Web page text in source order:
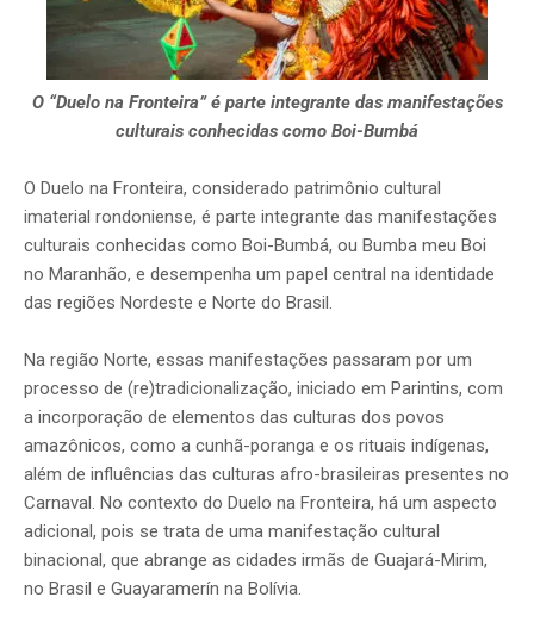
O “Duelo na Fronteira” é parte integrante das manifestações
culturais conhecidas como Boi-Bumbá
O Duelo na Fronteira, considerado patrimônio cultural
imaterial rondoniense, é parte integrante das manifestações
culturais conhecidas como Boi-Bumbá, ou Bumba meu Boi
no Maranhão, e desempenha um papel central na identidade
das regiões Nordeste e Norte do Brasil.
Na região Norte, essas manifestações passaram por um
processo de (re)tradicionalização, iniciado em Parintins, com
a incorporação de elementos das culturas dos povos
amazônicos, como a cunhã-poranga e os rituais indígenas,
além de influências das culturas afro-brasileiras presentes no
Carnaval. No contexto do Duelo na Fronteira, há um aspecto
adicional, pois se trata de uma manifestação cultural
binacional, que abrange as cidades irmãs de Guajará-Mirim,
no Brasil e Guayaramerín na Bolívia.